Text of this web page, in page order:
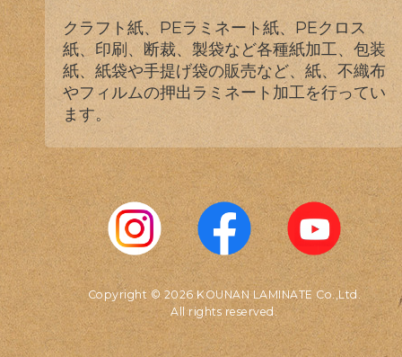
クラフト紙、PEラミネート紙、PEクロス
紙、印刷、断裁、製袋など各種紙加工、包装
紙、紙袋や手提げ袋の販売など、紙、不織布
やフィルムの押出ラミネート加工を行ってい
ます。
Copyright © 2026 KOUNAN LAMINATE Co.,Ltd.
All rights reserved.